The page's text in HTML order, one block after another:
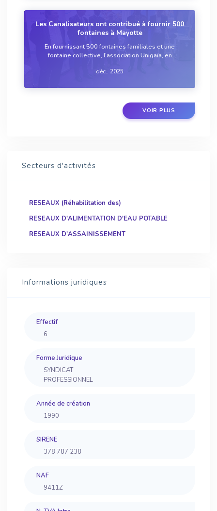
Les Canalisateurs ont contribué à fournir 500
fontaines à Mayotte
En fournissant 500 fontaines familiales et une
fontaine collective, l’association Unigaïa, en
adhérentes des Canalisateurs, veut remplacer les
déc.. 2025
VOIR PLUS
Secteurs d'activités
RESEAUX (Réhabilitation des)
RESEAUX D'ALIMENTATION D'EAU POTABLE
RESEAUX D'ASSAINISSEMENT
Informations juridiques
Effectif
6
Forme Juridique
SYNDICAT
PROFESSIONNEL
Année de création
1990
SIRENE
378 787 238
NAF
9411Z